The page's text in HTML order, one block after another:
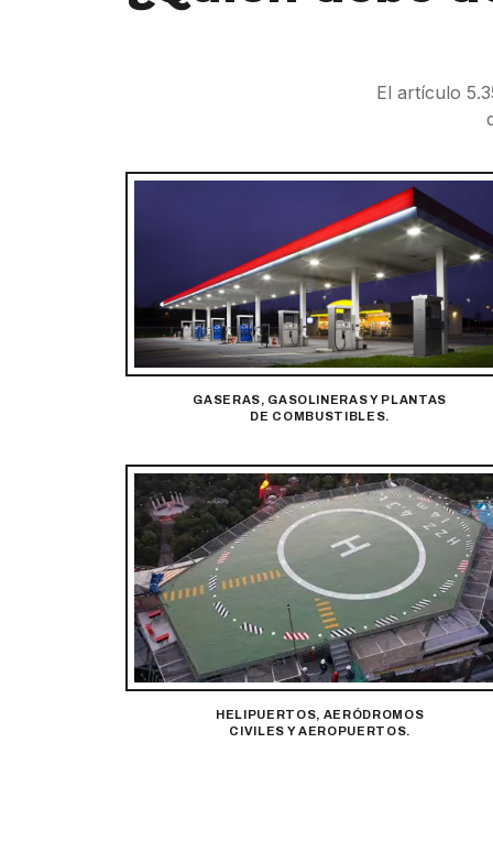
El artículo
GASERAS, GASOLINERAS Y PLANTAS
DE COMBUSTIBLES.
HELIPUERTOS, AERÓDROMOS
CIVILES Y AEROPUERTOS.